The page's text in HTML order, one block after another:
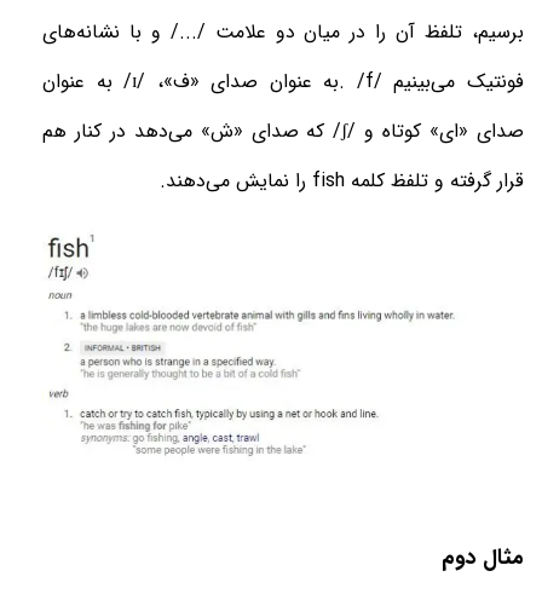
برسیم، تلفظ آن را در میان دو علامت /.../ و با نشانه‌های
فونتیک می‌بینیم. /f/به عنوان صدای «ف»، /ɪ/ به عنوان
صدای «ای» کوتاه و /ʃ/ که صدای «ش» می‌دهد در کنار هم
قرار گرفته و تلفظ کلمه fish را نمایش می‌دهند.
مثال دوم